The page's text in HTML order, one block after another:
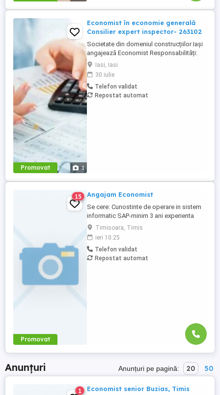
Promovat 1
Economist în economie generală
Consilier expert inspector- 263102
Societate din domeniul construcțiilor Iași
angajează Economist Responsabilități:
Înregistrarea și verificarea documentelor
contabile (facturi, bonuri, chitanțe, NIR-uri,
deconturi) Operarea și reconcilierea
tranzacțiilor de casă și bancă Verificarea,
analiza și reglarea soldurilor clienți și
Iasi, Iasi
30 iulie
Telefon validat
Repostat automat
Promovat
15 Angajam Economist
Se cere: Cunostinte de operare in sistem
informatic SAP-minim 3 ani experienta
Minim 3 ani experienta in contabilitate
financiara si de gestiune, Studii
superioare de profil (contabilitate)
Cunoștințe temeinice de legislație fiscală,
contabilitate financiară și de gestiune Bun
Timisoara, Timis
ieri 10:25
Telefon validat
Repostat automat
Anunțuri Anunțuri pe pagină: 20 50
1 Economist senior Buzias, Timis